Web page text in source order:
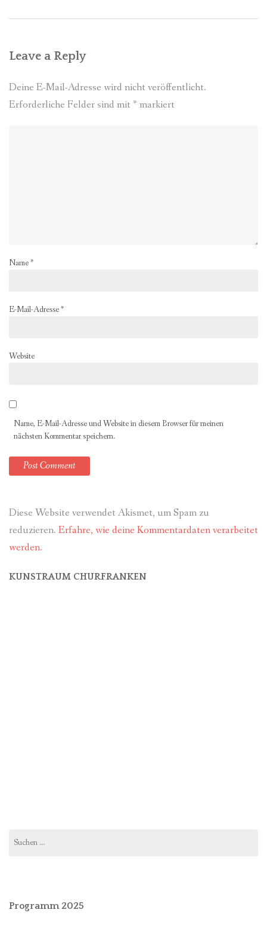
Leave a Reply
Deine E-Mail-Adresse wird nicht veröffentlicht.
Erforderliche Felder sind mit *markiert
Name*
E-Mail-Adresse*
Website
Name, E-Mail-Adresse und Website in diesem Browser für meinen
nächsten Kommentar speichern.
Diese Website verwendet Akismet, um Spam zu
reduzieren. Erfahre, wie deine Kommentardaten verarbeitet
werden.
KUNSTRAUM CHURFRANKEN
nach:
Programm 2025